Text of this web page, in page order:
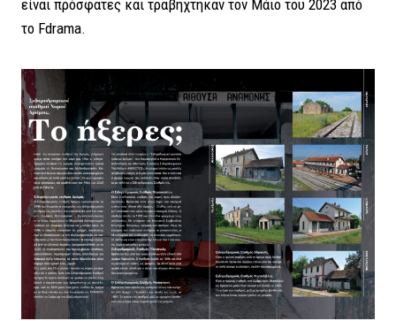
είναι πρόσφατες και τραβήχτηκαν τον Μάιο του 2023 από
το Fdrama.